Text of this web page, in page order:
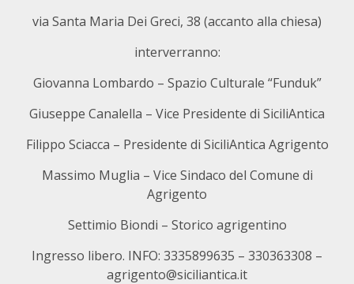
via Santa Maria Dei Greci, 38 (accanto alla chiesa)
interverranno:
Giovanna Lombardo – Spazio Culturale “Funduk”
Giuseppe Canalella – Vice Presidente di SiciliAntica
Filippo Sciacca – Presidente di SiciliAntica Agrigento
Massimo Muglia – Vice Sindaco del Comune di
Agrigento
Settimio Biondi – Storico agrigentino
Ingresso libero. INFO: 3335899635 – 330363308 –
agrigento@siciliantica.it